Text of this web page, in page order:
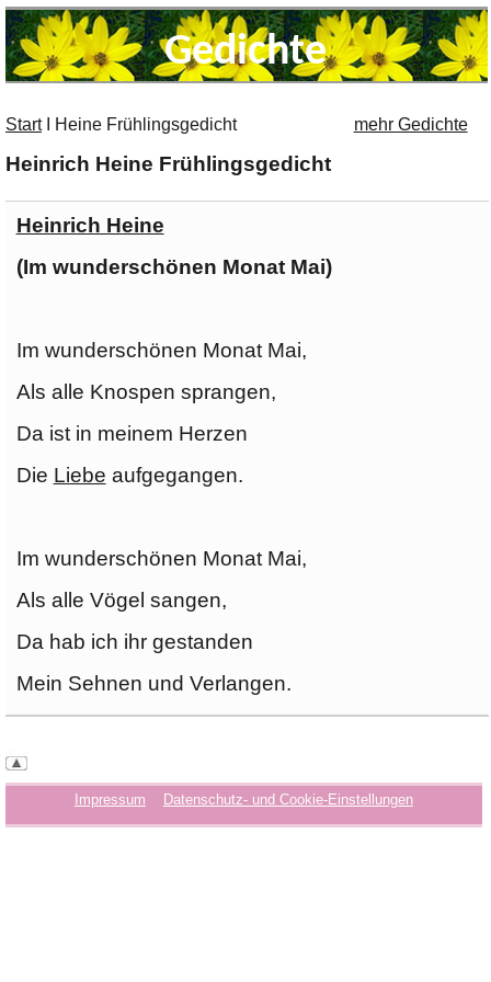
Gedichte
StartI Heine Frühlingsgedicht mehr Gedichte
Heinrich Heine Frühlingsgedicht
Heinrich Heine
(Im wunderschönen Monat Mai)
Im wunderschönen Monat Mai,
Als alle Knospen sprangen,
Da ist in meinem Herzen
Die Liebe aufgegangen.
Im wunderschönen Monat Mai,
Als alle Vögel sangen,
Da hab ich ihr gestanden
Mein Sehnen und Verlangen.
Impressum Datenschutz- und Cookie-Einstellungen